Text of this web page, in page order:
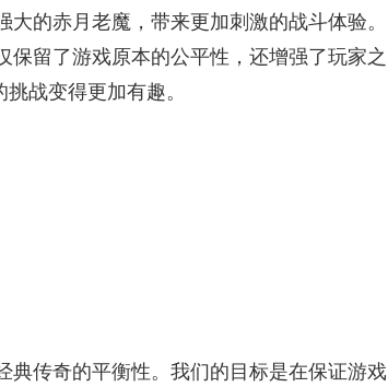
的赤月老魔，带来更加刺激的战斗体验。
保留了游戏原本的公平性，还增强了玩家之
战变得更加有趣。
典传奇的平衡性。我们的目标是在保证游戏